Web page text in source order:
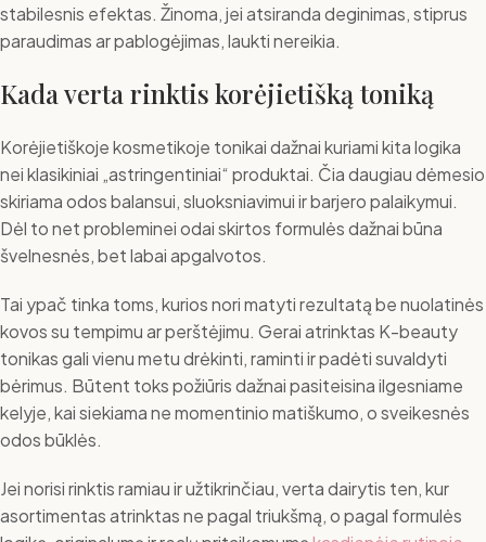
stabilesnis efektas. Žinoma, jei atsiranda deginimas, stiprus
paraudimas ar pablogėjimas, laukti nereikia.
Kada verta rinktis korėjietišką toniką
Korėjietiškoje kosmetikoje tonikai dažnai kuriami kita logika
nei klasikiniai „astringentiniai“ produktai. Čia daugiau dėmesio
skiriama odos balansui, sluoksniavimui ir barjero palaikymui.
Dėl to net probleminei odai skirtos formulės dažnai būna
švelnesnės, bet labai apgalvotos.
Tai ypač tinka toms, kurios nori matyti rezultatą be nuolatinės
kovos su tempimu ar perštėjimu. Gerai atrinktas K-beauty
tonikas gali vienu metu drėkinti, raminti ir padėti suvaldyti
bėrimus. Būtent toks požiūris dažnai pasiteisina ilgesniame
kelyje, kai siekiama ne momentinio matiškumo, o sveikesnės
odos būklės.
Jei norisi rinktis ramiau ir užtikrinčiau, verta dairytis ten, kur
asortimentas atrinktas ne pagal triukšmą, o pagal formulės